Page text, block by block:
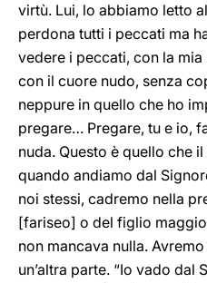
virtù. Lui, lo abbiamo letto
perdona tutti i peccati ma
vedere i peccati, con la
con il cuore nudo, senza
neppure in quello che ho
pregare… Pregare, tu e io,
nuda. Questo è quello che
quando andiamo dal
noi stessi, cadremo nella
[fariseo] o del figlio
non mancava nulla.
un’altra parte. “Io vado